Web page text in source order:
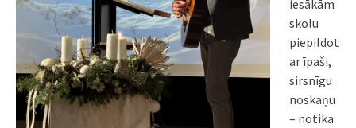
iesākām
skolu
piepildot
ar īpaši,
sirsnīgu
noskaņu
– notika